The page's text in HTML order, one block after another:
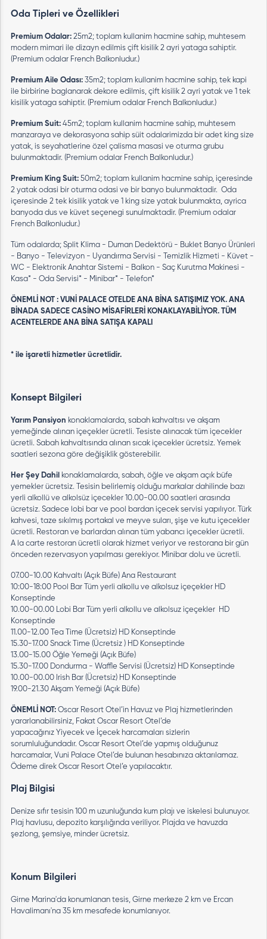
Oda Tipleri ve Özellikleri
Premium Odalar: 25m2; toplam kullanim hacmine sahip, muhtesem
modern mimari ile dizayn edilmis çift kisilik 2 ayri yataga sahiptir.
(Premium odalar French Balkonludur.)
Premium Aile Odası: 35m2; toplam kullanim hacmine sahip, tek kapi
ile birbirine baglanarak dekore edilmis, çift kisilik 2 ayri yatak ve 1 tek
kisilik yataga sahiptir. (Premium odalar French Balkonludur.)
Premium Suit: 45m2; toplam kullanim hacmine sahip, muhtesem
manzaraya ve dekorasyona sahip süit odalarimizda bir adet king size
yatak, is seyahatlerine özel çalisma masasi ve oturma grubu
bulunmaktadir. (Premium odalar French Balkonludur.)
Premium King Suit: 50m2; toplam kullanim hacmine sahip, içeresinde
2 yatak odasi bir oturma odasi ve bir banyo bulunmaktadir. Oda
içeresinde 2 tek kisilik yatak ve 1 king size yatak bulunmakta, ayrica
banyoda dus ve küvet seçenegi sunulmaktadir. (Premium odalar
French Balkonludur.)
Tüm odalarda; Split Klima - Duman Dedektörü - Buklet Banyo Ürünleri
- Banyo - Televizyon - Uyandırma Servisi - Temizlik Hizmeti - Küvet -
WC - Elektronik Anahtar Sistemi - Balkon - Saç Kurutma Makinesi -
Kasa* - Oda Servisi* - Minibar* - Telefon*
ÖNEMLİ NOT : VUNİ PALACE OTELDE ANA BİNA SATIŞIMIZ YOK. ANA
BİNADA SADECE CASİNO MİSAFİRLERİ KONAKLAYABİLİYOR. TÜM
ACENTELERDE ANA BİNA SATIŞA KAPALI
* ile işaretli hizmetler ücretlidir.
Konsept Bilgileri
Yarım Pansiyon konaklamalarda, sabah kahvaltısı ve akşam
yemeğinde alınan içeçekler ücretli. Tesiste alınacak tüm içecekler
ücretli. Sabah kahvaltısında alınan sıcak içecekler ücretsiz. Yemek
saatleri sezona göre değişiklik gösterebilir.
Her Şey Dahil konaklamalarda, sabah, öğle ve akşam açık büfe
yemekler ücretsiz. Tesisin belirlemiş olduğu markalar dahilinde bazı
yerli alkollü ve alkolsüz içecekler 10.00-00.00 saatleri arasında
ücretsiz. Sadece lobi bar ve pool bardan içecek servisi yapılıyor. Türk
kahvesi, taze sıkılmış portakal ve meyve suları, şişe ve kutu içecekler
ücretli. Restoran ve barlardan alınan tüm yabancı içecekler ücretli.
A la carte restoran ücretli olarak hizmet veriyor ve restorana bir gün
önceden rezervasyon yapılması gerekiyor. Minibar dolu ve ücretli.
07.00-10.00 Kahvaltı (Açık Büfe) Ana Restaurant
10:00-18:00 Pool Bar Tüm yerli alkollu ve alkolsuz içeçekler HD
Konseptinde
10.00-00.00 Lobi Bar Tüm yerli alkollu ve alkolsuz içeçekler HD
Konseptinde
11.00-12.00 Tea Time (Ücretsiz) HD Konseptinde
15.30-17.00 Snack Time (Ücretsiz ) HD Konseptinde
13.00-15.00 Öğle Yemeği (Açık Büfe)
15.30-17.00 Dondurma - Waffle Servisi (Ücretsiz) HD Konseptinde
10.00-00.00 Irish Bar (Ücretsiz) HD Konseptinde
19.00-21.30 Akşam Yemeği (Açık Büfe)
ÖNEMLİ NOT: Oscar Resort Otel’in Havuz ve Plaj hizmetlerinden
yararlanabilirsiniz, Fakat Oscar Resort Otel’de
yapacağınız Yiyecek ve İçecek harcamaları sizlerin
sorumluluğundadır. Oscar Resort Otel’de yapmış olduğunuz
harcamalar, Vuni Palace Otel’de bulunan hesabınıza aktarılamaz.
Ödeme direk Oscar Resort Otel’e yapılacaktır.
Plaj Bilgisi
Denize sıfır tesisin 100 m uzunluğunda kum plajı ve iskelesi bulunuyor.
Plaj havlusu, depozito karşılığında veriliyor. Plajda ve havuzda
şezlong, şemsiye, minder ücretsiz.
Konum Bilgileri
Girne Marina'da konumlanan tesis, Girne merkeze 2 km ve Ercan
Havalimanı'na 35 km mesafede konumlanıyor.